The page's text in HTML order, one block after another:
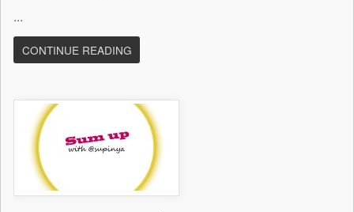
...
CONTINUE READING